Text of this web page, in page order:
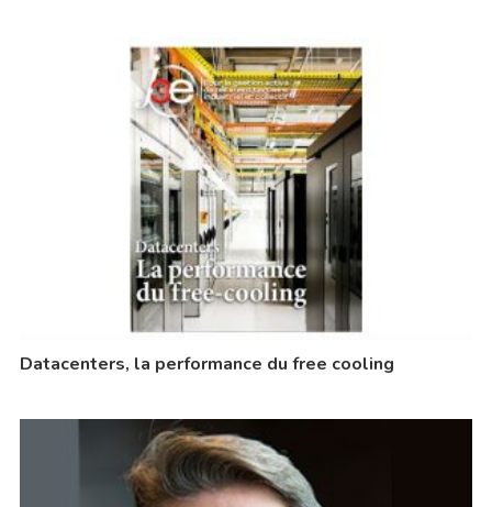
Datacenters, la performance du free cooling